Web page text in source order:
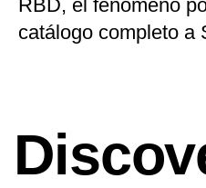
RBD, el fenómeno
catálogo completo a